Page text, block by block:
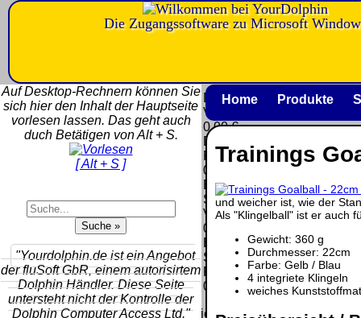
Trainings
und weicher ist, wie der
Als "Klingelball" ist er auch
Gewicht: 360 g
Durchmesser: 22cm
Farbe: Gelb / Blau
4 integriete Klingeln
weiches
Home Produkte
Auf Desktop-Rechnern können Sie
sich hier den Inhalt der Hauptseite
vorlesen lassen. Das geht auch
duch Betätigen von Alt + S.
[ Alt + S ]
"Yourdolphin.de ist ein Angebot
der fluSoft GbR, einem autorisirtem
Dolphin Händler. Diese Seite
untersteht nicht der Kontrolle der
Dolphin Computer Access Ltd."
Die Zugangssoftware zu Microsoft
Code:
Deutschland
Nachnahme:
8.95 €
Deutschland
Vorkasse: 6.95
€
Schweiz)
Vorkasse:
20.00 €
EU (inkl.
Schweiz)
PayPal: 20.00
€
Deutschland
Vorkasse:
0.00 €
Deutschland
PayPal:
0.00 €
EU (inkl.
Schweiz)
Vorkasse:
0.00 €
EU (inkl.
Schweiz)
PayPal:
0.00 €
Bei dieser